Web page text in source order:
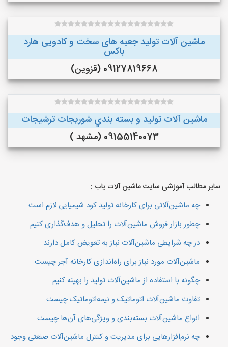
ماشین آلات تولید جعبه های سخت و کادویی هارد
باکس
09127819668 (قزوین)
ماشین آلات توليد و بسته بندي شوريجات ترشيجات
09155140073 (مشهد )
سایر مطالب آموزشی سایت ماشین آلات یاب :
چه ماشین‌آلاتی برای کارخانه تولید کود شیمیایی لازم است
چطور بازار فروش ماشین‌آلات را تحلیل و هدف‌گذاری کنیم
در چه شرایطی ماشین‌آلات نیاز به تعویض کامل دارند
ماشین‌آلات مورد نیاز برای راه‌اندازی کارخانه آجر چیست
چگونه با استفاده از ماشین‌آلات تولید را بهینه کنیم
تفاوت ماشین‌آلات اتوماتیک و نیمه‌اتوماتیک چیست
انواع ماشین‌آلات بسته‌بندی و ویژگی‌های آن‌ها چیست
چه نرم‌افزارهایی برای مدیریت و کنترل ماشین‌آلات صنعتی وجود